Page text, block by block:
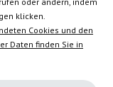
klicken.
Cookies und den
Daten finden Sie in